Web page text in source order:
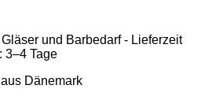
und Barbedarf - Lieferzeit
3–4 Tage
Dänemark